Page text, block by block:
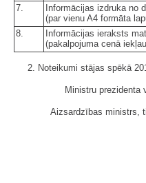
7.
Informācijas izdruka no
(par vienu A4 formāta
8.
Informācijas ieraksts
(pakalpojuma cenā
2. Noteikumi stājas spēkā
Ministru prezidenta
Aizsardzības ministrs,